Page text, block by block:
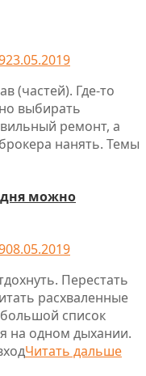
23.05.2019
(частей). Где-то
выбирать
ремонт, а
нанять. Темы
можно
08.05.2019
Перестать
расхваленные
список
на одном дыхании.
Читать дальше